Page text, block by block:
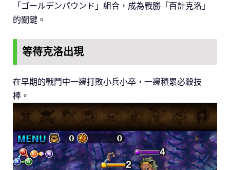
「ゴールデンパウンド」組合，成為戰勝「百計克洛」
的關鍵。
等待克洛出現
在早期的戰鬥中一邊打敗小兵小卒，一邊積累必殺技
棒。